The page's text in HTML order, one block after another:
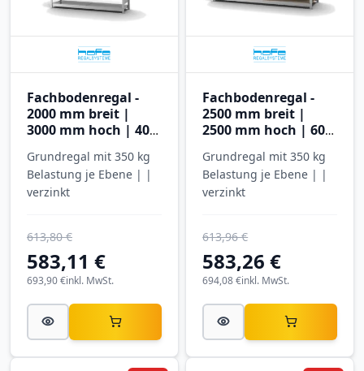
Fachbodenregal -
2000 mm breit |
3000 mm hoch | 400
Hofe Regalsysteme
Grundregal mit 350 kg
Belastung je Ebene | |
verzinkt
583,11 €
613,80 €
inkl. MwSt.
693,90 €
Fachbodenregal -
2500 mm breit |
2500 mm hoch | 600
Hofe Regalsysteme
Grundregal mit 350 kg
Belastung je Ebene | |
verzinkt
583,26 €
613,96 €
inkl. MwSt.
694,08 €